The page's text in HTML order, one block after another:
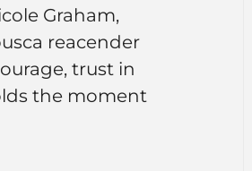
Graham,
reacender
trust in
the moment